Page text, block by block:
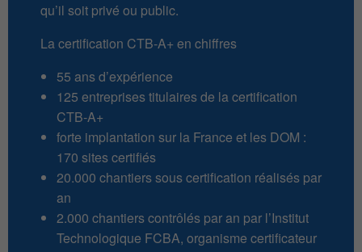
qu’il soit privé ou public.
La certification CTB-A+ en chiffres
55 ans d’expérience
125 entreprises titulaires de la certification
CTB-A+
forte implantation sur la France et les DOM :
170 sites certifiés
20.000 chantiers sous certification réalisés par
an
2.000 chantiers contrôlés par an par l’Institut
Technologique FCBA, organisme certificateur